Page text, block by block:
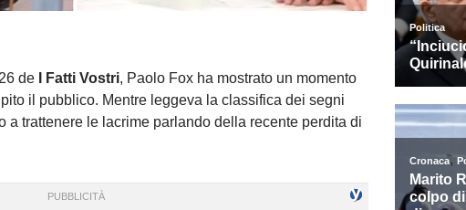
de I Fatti Vostri, Paolo Fox ha mostrato un momento
il pubblico. Mentre leggeva la classifica dei segni
a trattenere le lacrime parlando della recente perdita di